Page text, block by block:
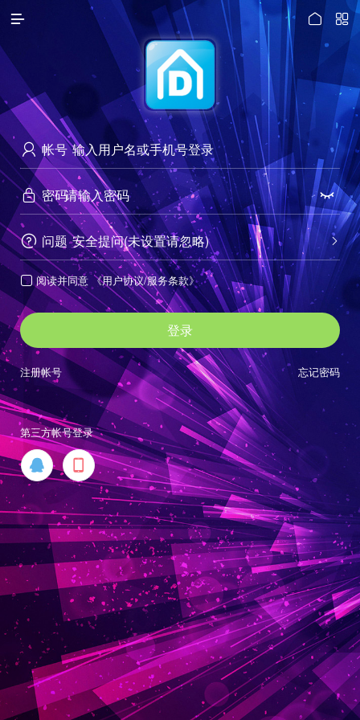
 

 帐号
 密码 
 问题 
安全提问(未设置请忽略)
 阅读并同意 《用户协议/服务条款》
登录
忘记密码
注册帐号
第三方帐号登录
 